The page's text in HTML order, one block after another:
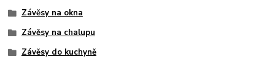
Závěsy na okna
Závěsy na chalupu
Závěsy do kuchyně